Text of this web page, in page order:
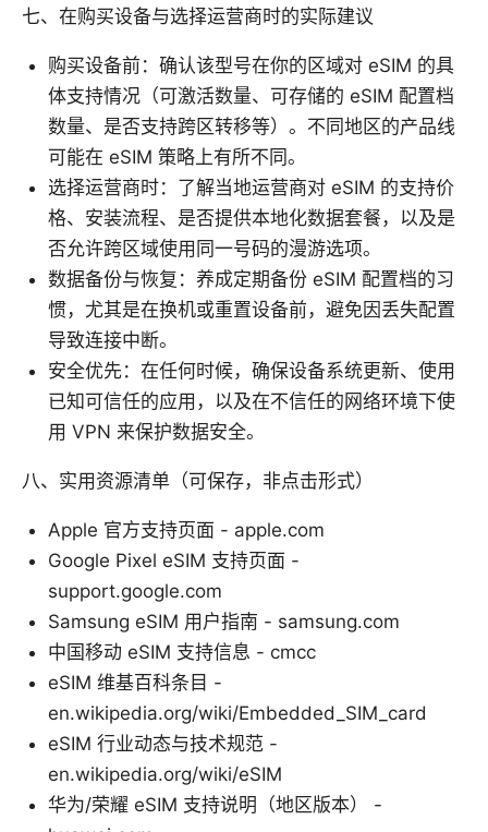
七、在购买设备与选择运营商时的实际建议
购买设备前：确认该型号在你的区域对 eSIM 的具
体支持情况（可激活数量、可存储的 eSIM 配置档
数量、是否支持跨区转移等）。不同地区的产品线
可能在 eSIM 策略上有所不同。
选择运营商时：了解当地运营商对 eSIM 的支持价
格、安装流程、是否提供本地化数据套餐，以及是
否允许跨区域使用同一号码的漫游选项。
数据备份与恢复：养成定期备份 eSIM 配置档的习
惯，尤其是在换机或重置设备前，避免因丢失配置
导致连接中断。
安全优先：在任何时候，确保设备系统更新、使用
已知可信任的应用，以及在不信任的网络环境下使
用 VPN 来保护数据安全。
八、实用资源清单（可保存，非点击形式）
Apple 官方支持页面 - apple.com
Google Pixel eSIM 支持页面 -
support.google.com
Samsung eSIM 用户指南 - samsung.com
中国移动 eSIM 支持信息 - cmcc
eSIM 维基百科条目 -
en.wikipedia.org/wiki/Embedded_SIM_card
eSIM 行业动态与技术规范 -
en.wikipedia.org/wiki/eSIM
华为/荣耀 eSIM 支持说明（地区版本） -